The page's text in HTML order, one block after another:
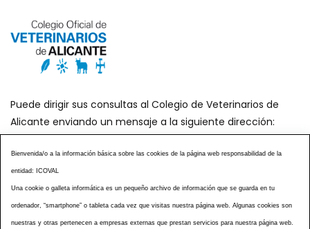
Puede dirigir sus consultas al Colegio de Veterinarios de
Alicante enviando un mensaje a la siguiente dirección:
secretaria@icoval.org
¿SABÍAS QUÉ?
CENTROS VETERINARIOS
TABLÓN ANUNCIOS
CURSOS Y EVENTOS
TÉRMINOS Y CONDICIONES
Bienvenida/o a la información básica sobre las cookies de la página web responsabilidad de la
entidad: ICOVAL
Una cookie o galleta informática es un pequeño archivo de información que se guarda en tu
ordenador, “smartphone” o tableta cada vez que visitas nuestra página web. Algunas cookies son
nuestras y otras pertenecen a empresas externas que prestan servicios para nuestra página web.